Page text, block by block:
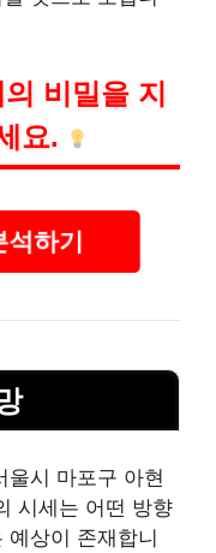
비밀을 지
요.
석하기
시 마포구 아현
시세는 어떤 방향
예상이 존재합니